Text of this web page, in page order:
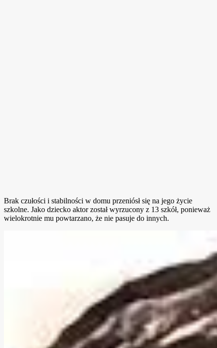
Brak czułości i stabilności w domu przeniósł się na jego życie
szkolne. Jako dziecko aktor został wyrzucony z 13 szkół, ponieważ
wielokrotnie mu powtarzano, że nie pasuje do innych.